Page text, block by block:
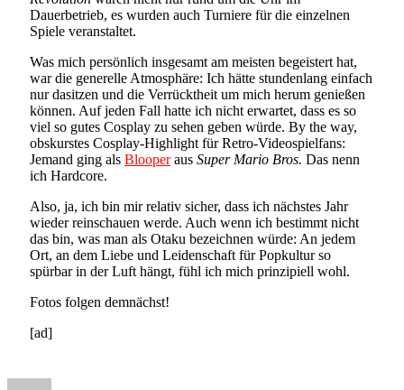
Dauerbetrieb, es wurden auch Turniere für die einzelnen
Spiele veranstaltet.
Was mich persönlich insgesamt am meisten begeistert hat,
war die generelle Atmosphäre: Ich hätte stundenlang einfach
nur dasitzen und die Verrücktheit um mich herum genießen
können. Auf jeden Fall hatte ich nicht erwartet, dass es so
viel so gutes Cosplay zu sehen geben würde. By the way,
obskurstes Cosplay-Highlight für Retro-Videospielfans:
Jemand ging als Blooperaus Super Mario Bros. Das nenn
ich Hardcore.
Also, ja, ich bin mir relativ sicher, dass ich nächstes Jahr
wieder reinschauen werde. Auch wenn ich bestimmt nicht
das bin, was man als Otaku bezeichnen würde: An jedem
Ort, an dem Liebe und Leidenschaft für Popkultur so
spürbar in der Luft hängt, fühl ich mich prinzipiell wohl.
Fotos folgen demnächst!
[ad]